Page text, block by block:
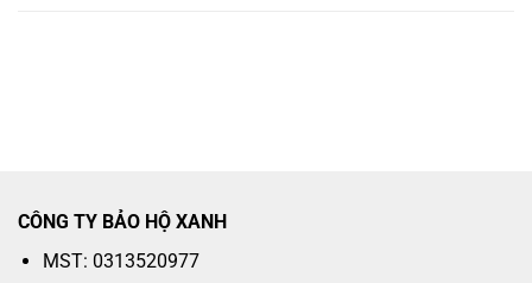
CÔNG TY BẢO HỘ XANH
MST: 0313520977